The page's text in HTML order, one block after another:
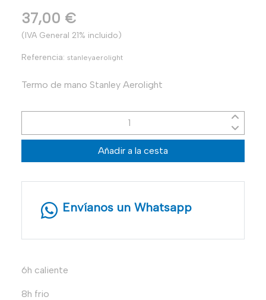
37,00 €
(IVA General 21% incluido)
Referencia: stanleyaerolight
Termo de mano Stanley Aerolight
Añadir a la cesta
Envíanos un Whatsapp
6h caliente
8h frio